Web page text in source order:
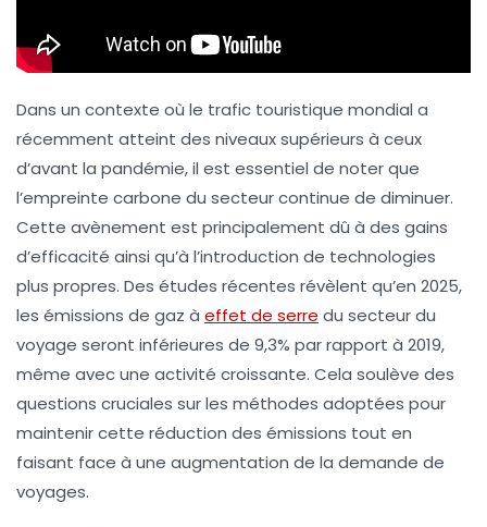
Dans un contexte où le trafic touristique mondial a
récemment atteint des niveaux supérieurs à ceux
d’avant la pandémie, il est essentiel de noter que
l’empreinte carbone du secteur continue de diminuer.
Cette avènement est principalement dû à des gains
d’efficacité ainsi qu’à l’introduction de technologies
plus propres. Des études récentes révèlent qu’en 2025,
les émissions de gaz à effet de serre du secteur du
voyage seront inférieures de 9,3% par rapport à 2019,
même avec une activité croissante. Cela soulève des
questions cruciales sur les méthodes adoptées pour
maintenir cette réduction des émissions tout en
faisant face à une augmentation de la demande de
voyages.